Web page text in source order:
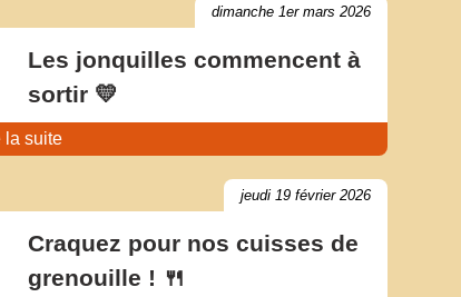
dimanche 1er mars 2026
Les jonquilles commencent à
sortir 💛
la suite
jeudi 19 février 2026
Craquez pour nos cuisses de
grenouille ! 🍴